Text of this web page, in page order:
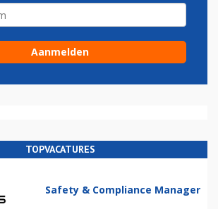
TOPVACATURES
Safety & Compliance Manager